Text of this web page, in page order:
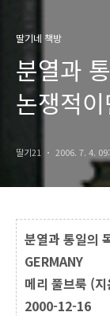
딸기네 책방
분열과
논쟁적
딸기21 2006. 7. 4.
분열과 통일의
GERMANY
메리 풀브룩 (
2000-12-16